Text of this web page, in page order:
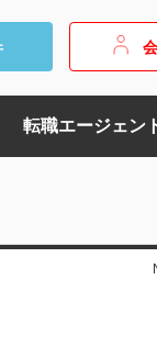
転職エージェン